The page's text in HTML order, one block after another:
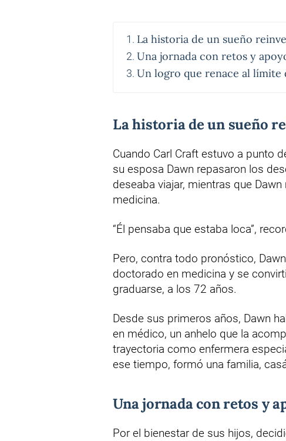
La historia de un sueño
Una jornada con retos y
Un logro que renace al límite
La historia de un sueño
Cuando Carl Craft estuvo a punto
su esposa Dawn repasaron los
deseaba viajar, mientras que
medicina.
“Él pensaba que estaba loca”,
Pero, contra todo pronóstico,
doctorado en medicina y se
graduarse, a los 72 años.
Desde sus primeros años, Dawn
en médico, un anhelo que la
trayectoria como enfermera
ese tiempo, formó una familia,
Una jornada con retos y
Por el bienestar de sus hijos,